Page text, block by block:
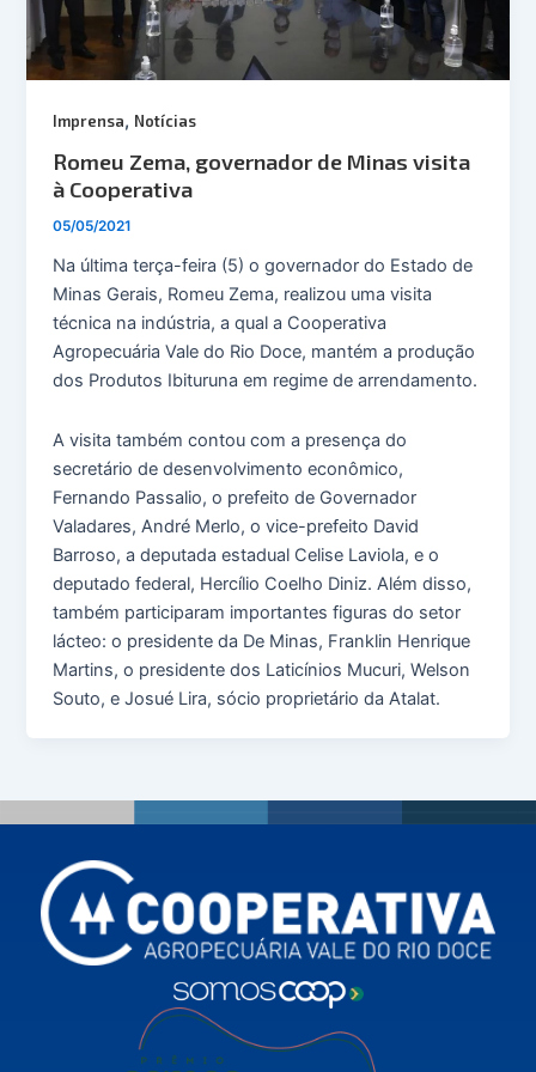
Imprensa, Notícias
Romeu Zema, governador de Minas visita
à Cooperativa
05/05/2021
Na última terça-feira (5) o governador do Estado de
Minas Gerais, Romeu Zema, realizou uma visita
técnica na indústria, a qual a Cooperativa
Agropecuária Vale do Rio Doce, mantém a produção
dos Produtos Ibituruna em regime de arrendamento.
A visita também contou com a presença do
secretário de desenvolvimento econômico,
Fernando Passalio, o prefeito de Governador
Valadares, André Merlo, o vice-prefeito David
Barroso, a deputada estadual Celise Laviola, e o
deputado federal, Hercílio Coelho Diniz. Além disso,
também participaram importantes figuras do setor
lácteo: o presidente da De Minas, Franklin Henrique
Martins, o presidente dos Laticínios Mucuri, Welson
Souto, e Josué Lira, sócio proprietário da Atalat.